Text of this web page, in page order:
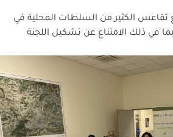
الكثير من السلطات المحلية في
في ذلك الامتناع عن تشكيل اللجنة